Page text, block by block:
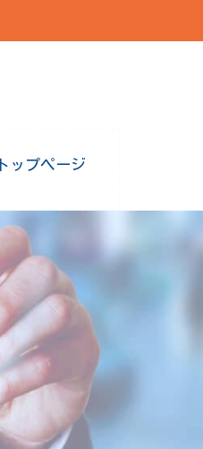
トップページ